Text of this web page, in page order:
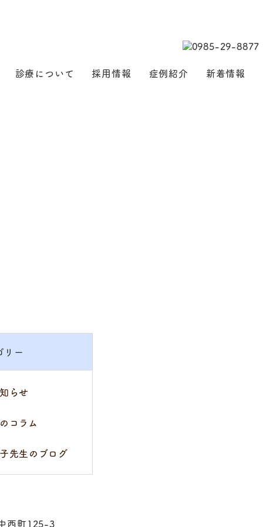
診療について 採用情報 症例紹介 新着情報
リー
らせ
コラム
先生のブログ
西町125-3